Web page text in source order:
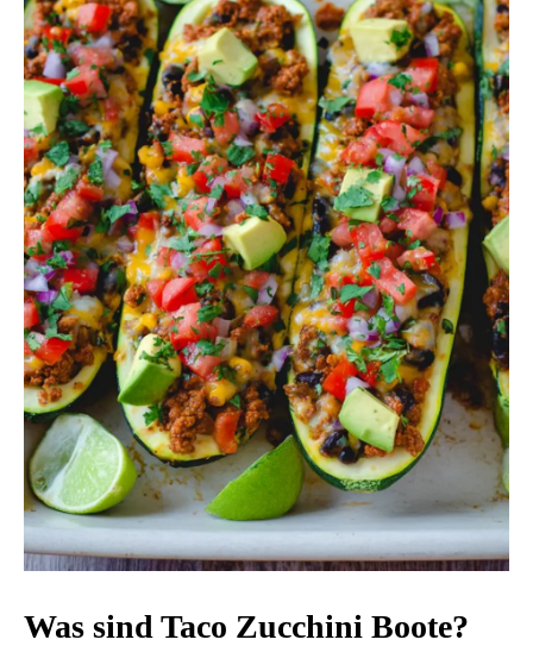
Was sind Taco Zucchini Boote?